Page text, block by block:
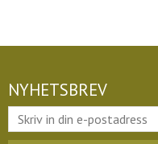
NYHETSBREV